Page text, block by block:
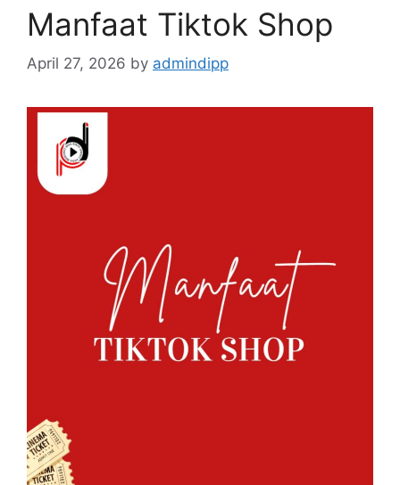
Manfaat Tiktok Shop
April 27, 2026 by admindipp